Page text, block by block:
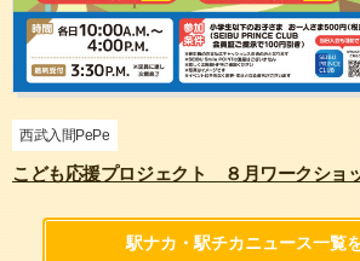
西武入間PePe
こども応援プロジェクト ８月ワークショ
駅ナカ・駅チカニュース一覧